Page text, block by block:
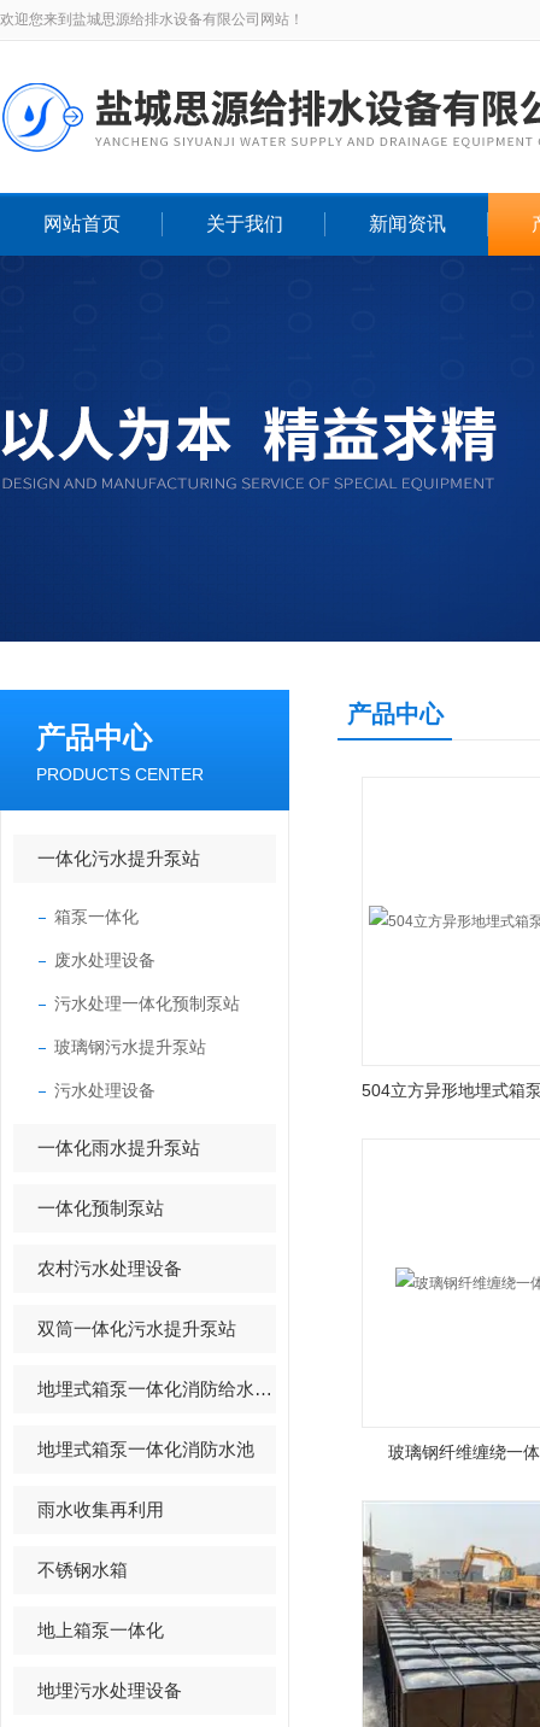
欢迎您来到盐城思源给排水设备有限公司网站！
网站首页 关于我们 新闻资讯
产品中心
PRODUCTS CENTER
一体化污水提升泵站
箱泵一体化
废水处理设备
污水处理一体化预制泵站
玻璃钢污水提升泵站
污水处理设备
一体化雨水提升泵站
一体化预制泵站
农村污水处理设备
双筒一体化污水提升泵站
地埋式箱泵一体化消防给水设备
地埋式箱泵一体化消防水池
雨水收集再利用
不锈钢水箱
地上箱泵一体化
地埋污水处理设备
产品中心
玻璃钢纤维缠绕一